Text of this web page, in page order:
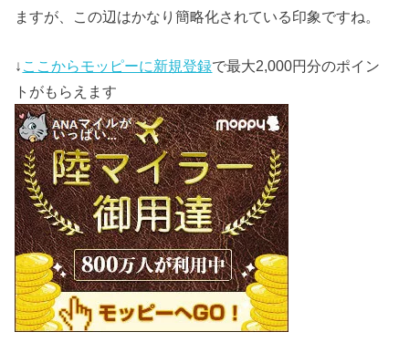
ますが、この辺はかなり簡略化されている印象ですね。
↓ ここからモッピーに新規登録で最大2,000円分のポイン
トがもらえます